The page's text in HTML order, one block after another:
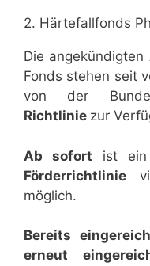
2. Härtefallfonds
Die
Fonds stehen seit
von der
Richtlinie zur
Ab sofort ist ein
Förderrichtlinie
möglich.
Bereits
erneut